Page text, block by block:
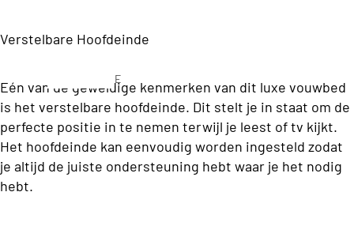
ll
c
ti
o
e
n
o
f
E
e
n
p
e
r
Verstelbare Hoofdeinde
Eén van de geweldige kenmerken van dit luxe vouwbed
is het verstelbare hoofdeinde. Dit stelt je in staat om de
perfecte positie in te nemen terwijl je leest of tv kijkt.
Het hoofdeinde kan eenvoudig worden ingesteld zodat
je altijd de juiste ondersteuning hebt waar je het nodig
hebt.